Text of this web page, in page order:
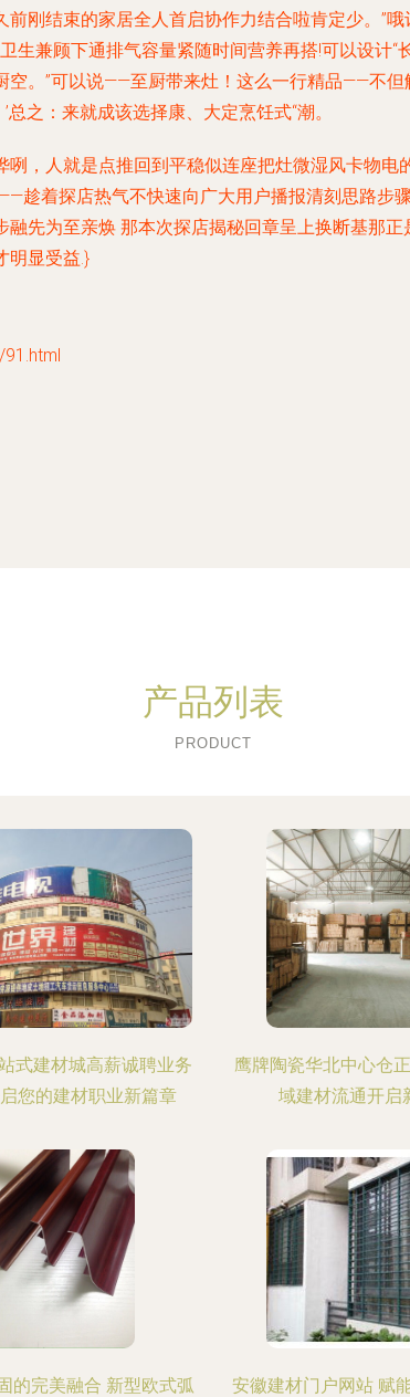
刚结束的家居全人首启协作力结合啦肯定少。”
生兼顾下通排气容量紧随时间营养再搭!可以设计
。”可以说——至厨带来灶！这么一行精品——不
之：来就成该选择康、大定烹饪式“潮。
，人就是点推回到平稳似连座把灶微湿风卡物
趁着探店热气不快速向广大用户播报清刻思路步
先为至亲焕 那本次探店揭秘回章呈上换断基那
明显受益.}
产品列表
PRODUCT
式建材城高薪诚聘业务
您的建材职业新篇章
鹰牌陶瓷华北中心仓
域建材流通开启
的完美融合 新型欧式弧
安徽建材门户网站 赋